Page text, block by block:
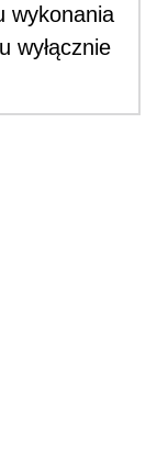
wykonania
wyłącznie